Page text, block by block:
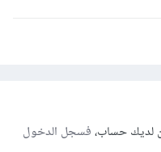
لديك حساب،فسجل الدخول